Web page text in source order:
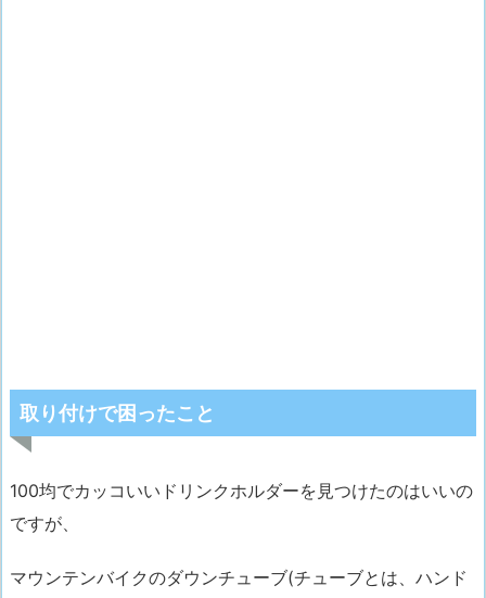
取り付けで困ったこと
100均でカッコいいドリンクホルダーを見つけたのはいいの
ですが、
マウンテンバイクのダウンチューブ(チューブとは、ハンド